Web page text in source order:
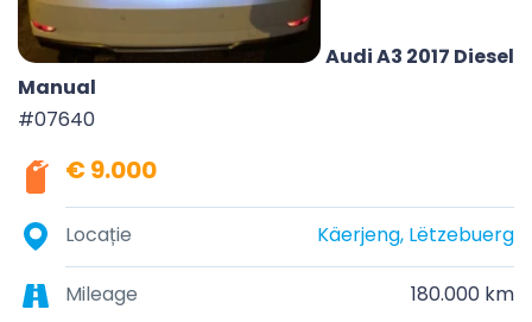
Audi A3 2017 Diesel
Manual
#07640
€ 9.000
Locație Käerjeng, Lëtzebuerg
Mileage 180.000 km